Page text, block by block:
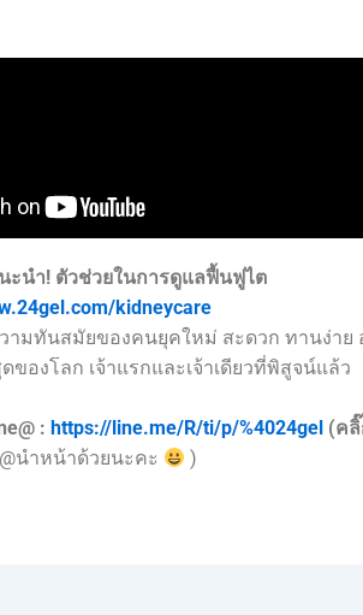
ะนำ! ตัวช่วยในการดูแลฟื้นฟูไต
kidneycare
วามทันสมัยของคนยุคใหม่ สะดวก ทานง่าย
ของโลก เจ้าแรกและเจ้าเดียวที่พิสูจน์แล้ว
: https://line.me/R/ti/p/%4024gel (คลิ๊
@นำหน้าด้วยนะคะ
)